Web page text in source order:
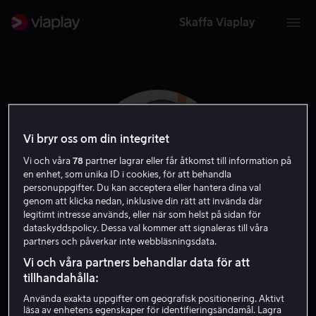
Skaffa Viaplay
Jeff Barnaby
Vi bryr oss om din integritet
Vi och våra78 partner lagrar eller får åtkomst till information på
en enhet, som unika ID i cookies, för att behandla
personuppgifter. Du kan acceptera eller hantera dina val
genom att klicka nedan, inklusive din rätt att invända där
legitimt intresse används, eller när som helst på sidan för
dataskyddspolicy. Dessa val kommer att signaleras till våra
partners och påverkar inte webbläsningsdata.
Vi och våra partners behandlar data för att
tillhandahålla:
Använda exakta uppgifter om geografisk positionering. Aktivt
läsa av enhetens egenskaper för identifieringsändamål. Lagra